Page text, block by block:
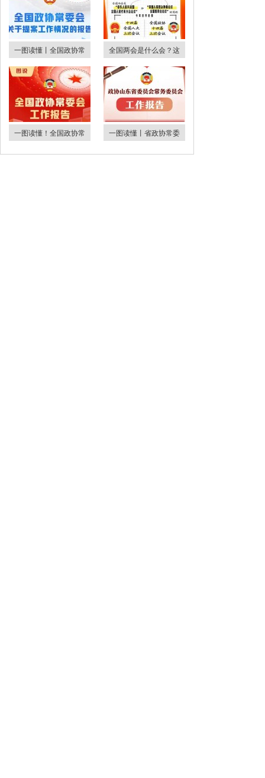
一图读懂丨全国政协常 全国两会是什么会？这
一图读懂！全国政协常 一图读懂丨省政协常委